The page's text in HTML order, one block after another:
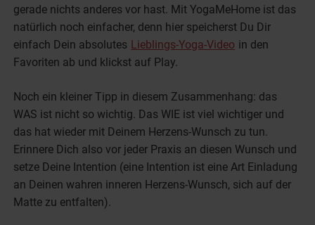
gerade nichts anderes vor hast. Mit YogaMeHome ist das
natürlich noch einfacher, denn hier speicherst Du Dir
einfach Dein absolutes Lieblings-Yoga-Video in den
Favoriten ab und klickst auf Play.
Noch ein kleiner Tipp in diesem Zusammenhang: das
WAS ist nicht so wichtig. Das WIE ist viel wichtiger und
das hat wieder mit Deinem Herzens-Wunsch zu tun.
Erinnere Dich also vor jeder Praxis an diesen Wunsch und
setze Deine Intention (eine Intention ist eine Art Einladung
an Deinen wahren inneren Herzens-Wunsch, sich auf der
Matte zu entfalten).